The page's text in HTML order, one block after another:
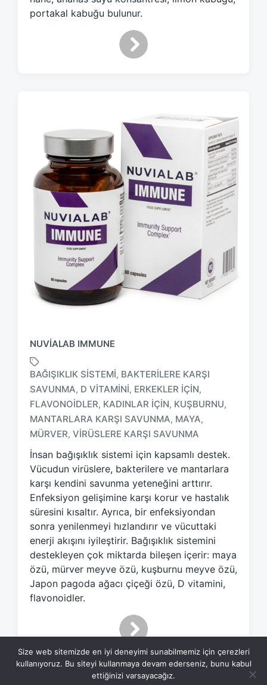
portakal kabuğu bulunur.
NUVIALAB IMMUNE
T
a
g
e
d
w
i
h
BAĞIŞIKLIK SISTEMI, BAKTERILERE KARŞI
SAVUNMA, D VITAMINI, ERKEKLER IÇIN,
FLAVONOIDLER, KADINLAR IÇIN, KUŞBURNU,
MANTARLARA KARŞI SAVUNMA, MAYA,
MÜRVER, VIRÜSLERE KARŞI SAVUNMA
İnsan bağışıklık sistemi için kapsamlı destek.
Vücudun virüslere, bakterilere ve mantarlara
karşı kendini savunma yeteneğini arttırır.
Enfeksiyon gelişimine karşı korur ve hastalık
süresini kısaltır. Ayrıca, bir enfeksiyondan
sonra yenilenmeyi hızlandırır ve vücuttaki
enerji akışını iyileştirir. Bağışıklık sistemini
destekleyen çok miktarda bileşen içerir: maya
özü, mürver meyve özü, kuşburnu meyve özü,
Japon pagoda ağacı çiçeği özü, D vitamini,
flavonoidler.
Size web sitemizde en iyi deneyimi sunabilmemiz için çerezleri
kullanıyoruz. Bu siteyi kullanmaya devam ederseniz, bunu kabul
ettiğinizi varsayacağız.